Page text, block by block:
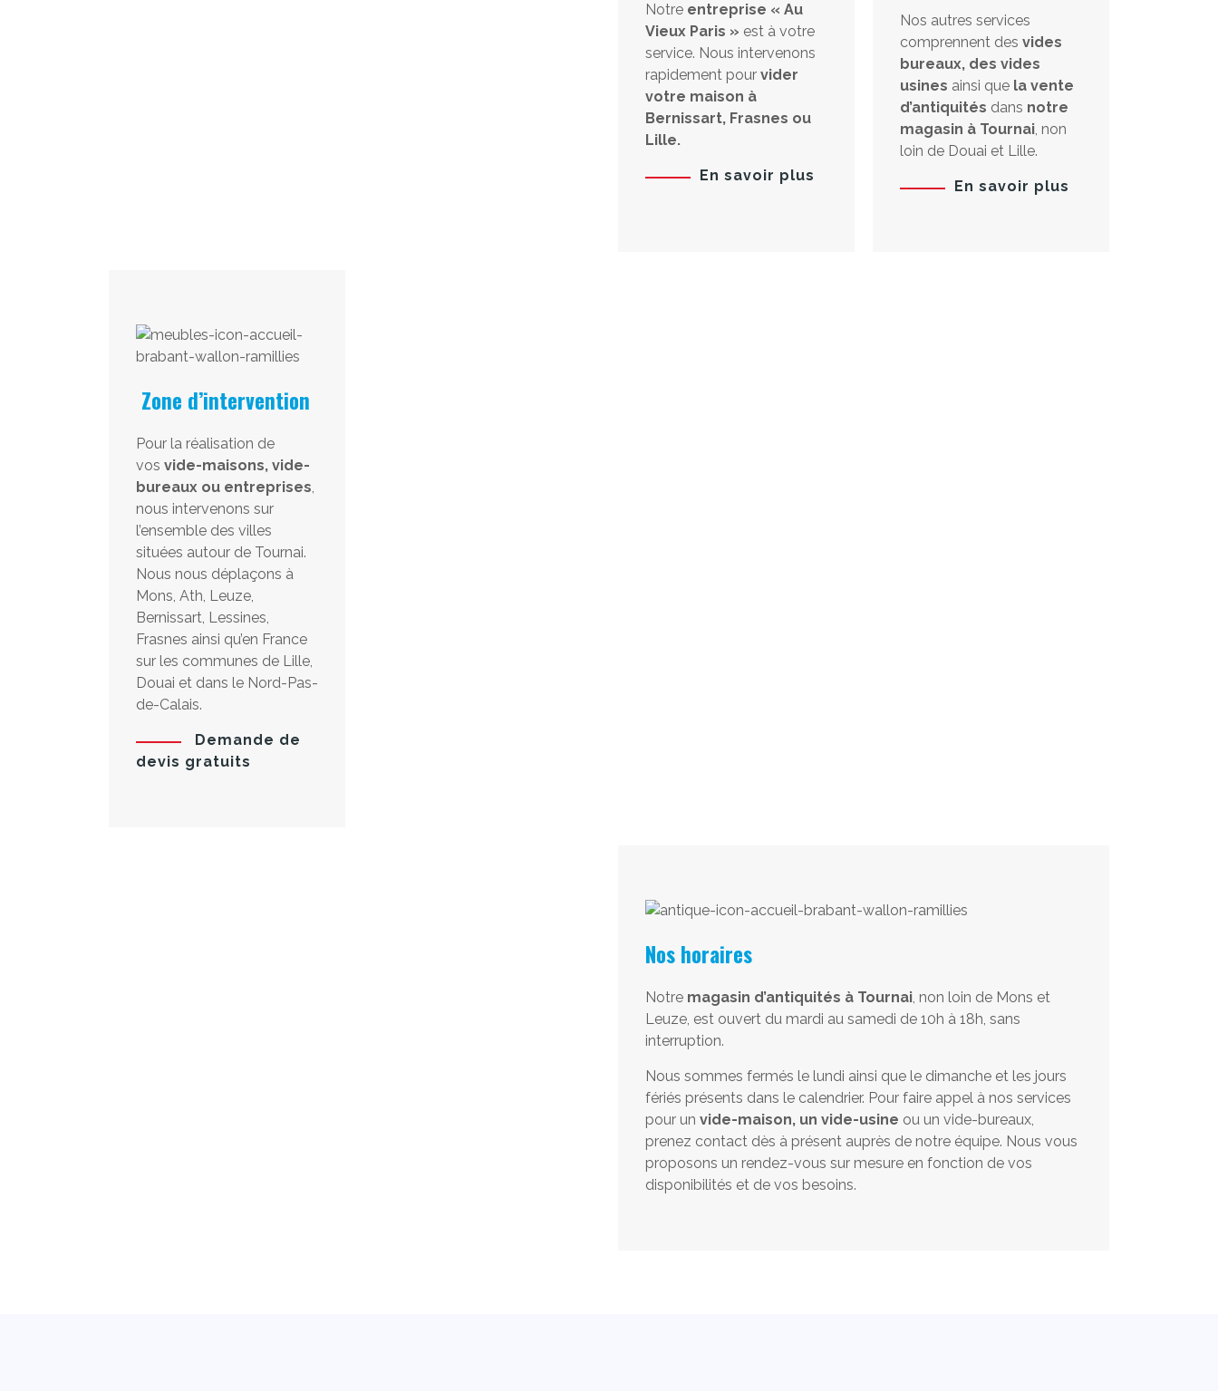
Notre entreprise « Au
Vieux Paris » est à votre
service. Nous intervenons
rapidement pour vider
votre maison à
Bernissart, Frasnes ou
Lille.
En savoir plus
Nos autres services
comprennent des vides
bureaux, des vides
usines ainsi que la vente
d’antiquités dans notre
magasin à Tournai, non
loin de Douai et Lille.
En savoir plus
Zone d’intervention
Pour la réalisation de
vos vide-maisons, vide-
bureaux ou entreprises,
nous intervenons sur
l’ensemble des villes
situées autour de Tournai.
Nous nous déplaçons à
Mons, Ath, Leuze,
Bernissart, Lessines,
Frasnes ainsi qu’en France
sur les communes de Lille,
Douai et dans le Nord-Pas-
de-Calais.
Demande de
devis gratuits
Nos horaires
Notre magasin d’antiquités à Tournai, non loin de Mons et
Leuze, est ouvert du mardi au samedi de 10h à 18h, sans
interruption.
Nous sommes fermés le lundi ainsi que le dimanche et les jours
fériés présents dans le calendrier. Pour faire appel à nos services
pour un vide-maison, un vide-usine ou un vide-bureaux,
prenez contact dès à présent auprès de notre équipe. Nous vous
proposons un rendez-vous sur mesure en fonction de vos
disponibilités et de vos besoins.